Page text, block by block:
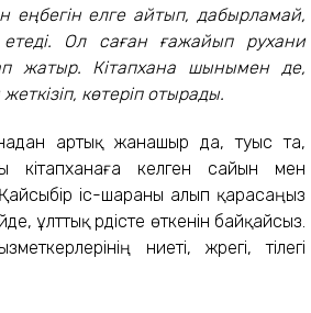
еңбегін елге айтып, дабырламай,
Ол саған ғажайып рухани
жатыр. Кітапхана шынымен де,
көтеріп отырады.
артық жанашыр да, туыс та,
келген сайын мен
іс-шараны алып қарасаңыз
ұлттық үрдісте өткенін байқайсыз.
ниеті, жүрегі, тілегі